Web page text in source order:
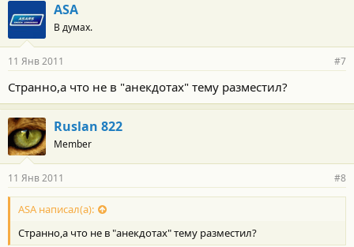
ASA
В думах.
11 Янв 2011 #7
Странно,а что не в "анекдотах" тему разместил?
Ruslan 822
Member
11 Янв 2011 #8
ASA написал(а):
Странно,а что не в "анекдотах" тему разместил?